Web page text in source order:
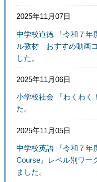
2025年11月07日
中学校道徳 「令和７年
ル教材 おすすめ動画
した。
2025年11月06日
小学校社会 「わくわく
た。
2025年11月05日
中学校英語 「令和７年
Course』レベル別ワー
ました。